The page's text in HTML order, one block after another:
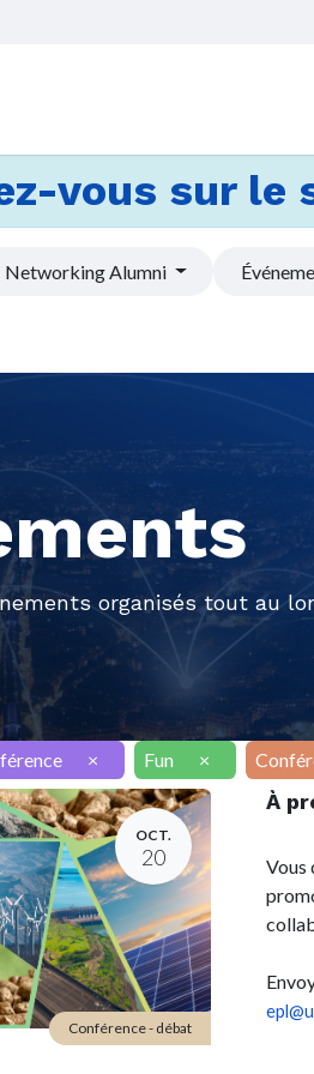
vous sur le
Networking Alumni
organisés tout au
× Fun ×
OCT.
20
Conférence - débat
À
Vous